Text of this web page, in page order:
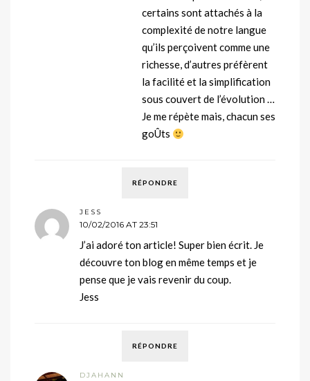
certains sont attachés à la
complexité de notre langue
qu’ils perçoivent comme une
richesse, d’autres préfèrent
la facilité et la simplification
sous couvert de l’évolution …
Je me répète mais, chacun ses
goÛts
RÉPONDRE
JESS
10/02/2016 AT 23:51
J’ai adoré ton article! Super bien écrit. Je
découvre ton blog en même temps et je
pense que je vais revenir du coup.
Jess
RÉPONDRE
DJAHANN